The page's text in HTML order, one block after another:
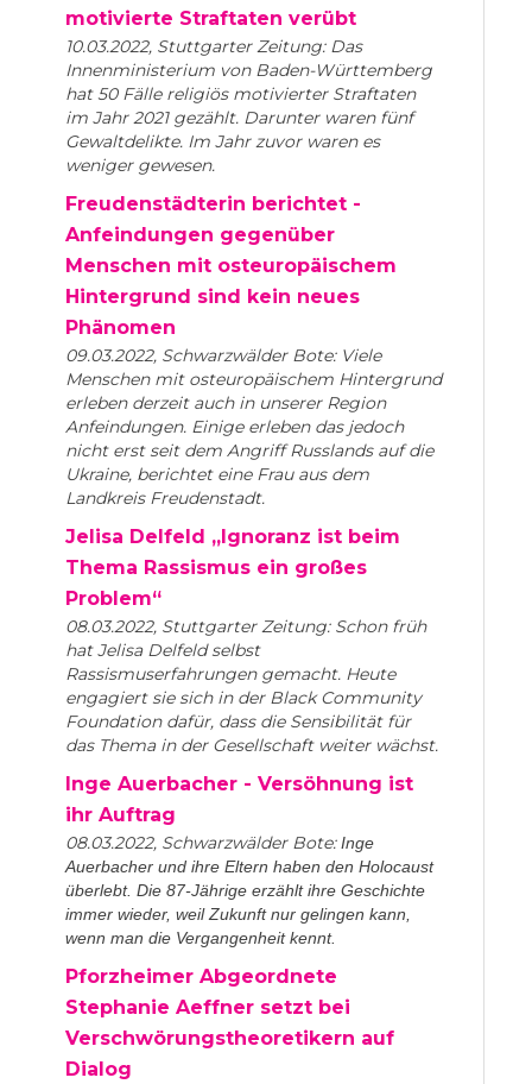
motivierte Straftaten verübt
10.03.2022, Stuttgarter Zeitung: Das
Innenministerium von Baden-Württemberg
hat 50 Fälle religiös motivierter Straftaten
im Jahr 2021 gezählt. Darunter waren fünf
Gewaltdelikte. Im Jahr zuvor waren es
weniger gewesen.
Freudenstädterin berichtet -
Anfeindungen gegenüber
Menschen mit osteuropäischem
Hintergrund sind kein neues
Phänomen
09.03.2022, Schwarzwälder Bote: Viele
Menschen mit osteuropäischem Hintergrund
erleben derzeit auch in unserer Region
Anfeindungen. Einige erleben das jedoch
nicht erst seit dem Angriff Russlands auf die
Ukraine, berichtet eine Frau aus dem
Landkreis Freudenstadt.
Jelisa Delfeld „Ignoranz ist beim
Thema Rassismus ein großes
Problem“
08.03.2022, Stuttgarter Zeitung: Schon früh
hat Jelisa Delfeld selbst
Rassismuserfahrungen gemacht. Heute
engagiert sie sich in der Black Community
Foundation dafür, dass die Sensibilität für
das Thema in der Gesellschaft weiter wächst.
Inge Auerbacher - Versöhnung ist
ihr Auftrag
08.03.2022, Schwarzwälder Bote:Inge
Auerbacher und ihre Eltern haben den Holocaust
überlebt. Die 87-Jährige erzählt ihre Geschichte
immer wieder, weil Zukunft nur gelingen kann,
wenn man die Vergangenheit kennt.
Pforzheimer Abgeordnete
Stephanie Aeffner setzt bei
Verschwörungstheoretikern auf
Dialog